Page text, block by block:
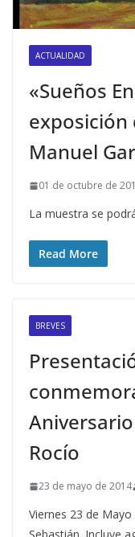
ACTUALIDAD
«Sueños
exposición
Manuel
01 de octubre de
La muestra se
Read More
BREVES
Rocío
23 de mayo de 2014
Viernes 23 de